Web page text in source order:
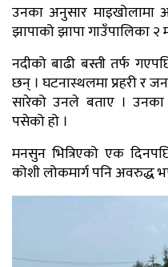
उनका अनुसार
झापाको झापा गाउँपालिका २
नदीको बाढी बस्ती तर्फ
छन् । घटनास्थलमा प्रहरी र
सारेको उनले बताए । उनका
पसेको हो ।
मनसुन भित्रिएको एक
कोशी लोकमार्ग पनि अवरुद्ध